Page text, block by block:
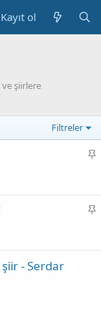
Kayıt ol
şiirlere
Filtreler
S
tS
- Serdar